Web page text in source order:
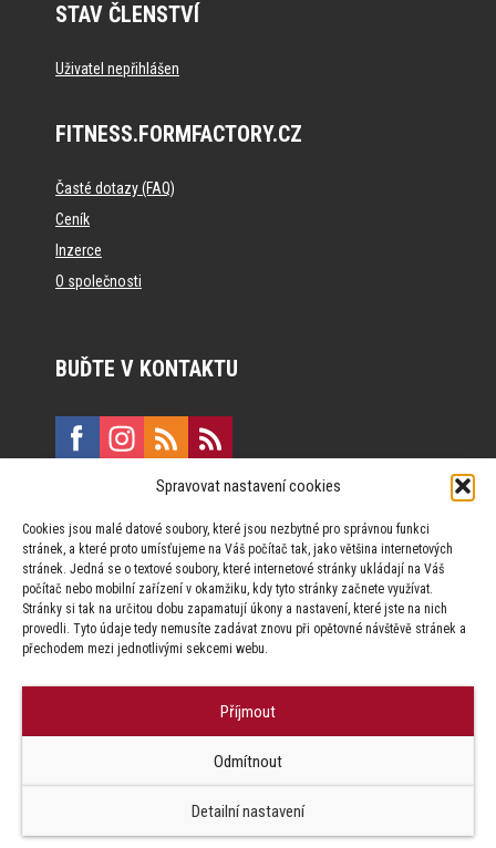
Spravovat nastavení cookies
Cookies jsou malé datové soubory, které jsou nezbytné pro správnou funkci
stránek, a které proto umísťujeme na Váš počítač tak, jako většina internetových
stránek. Jedná se o textové soubory, které internetové stránky ukládají na Váš
počítač nebo mobilní zařízení v okamžiku, kdy tyto stránky začnete využívat.
Stránky si tak na určitou dobu zapamatují úkony a nastavení, které jste na nich
provedli. Tyto údaje tedy nemusíte zadávat znovu při opětovné návštěvě stránek a
přechodem mezi jednotlivými sekcemi webu.
Příjmout
Odmítnout
Detailní nastavení
STAV ČLENSTVÍ
Uživatel nepřihlášen
FITNESS.FORMFACTORY.CZ
Časté dotazy (FAQ)
Ceník
Inzerce
O společnosti
BUĎTE V KONTAKTU
Vinohradská 190, 130 00 Praha 3
Za publikovaný obsah odpovídají jednotliví autoři.
Factory s.r.o. zapovězeno.